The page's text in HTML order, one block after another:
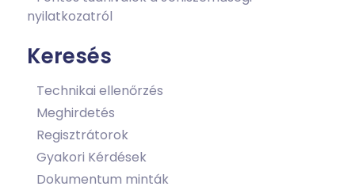
nyilatkozatról
Keresés
Technikai ellenőrzés
Meghirdetés
Regisztrátorok
Gyakori Kérdések
Dokumentum minták